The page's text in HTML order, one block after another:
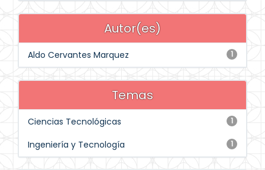
Autor(es)
1
Aldo Cervantes Marquez
Temas
1
Ciencias Tecnológicas
1
Ingeniería y Tecnología